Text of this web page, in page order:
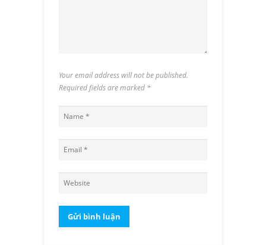
Your email address will not be published.
Required fields are marked *